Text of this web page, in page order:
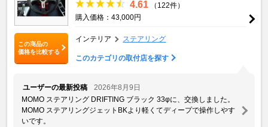
この商品の
価格を比較する
4.61
（122件）
購入価格：43,000円
インテリア ステアリング
このカテゴリの取付店を探す
ユーザーの最新投稿
2026年8月9日
MOMO ステアリング DRIFTING ブラック 33φに、交換しました。
MOMO ステアリングジェットBKより軽くてディープで操作しやす
いです。